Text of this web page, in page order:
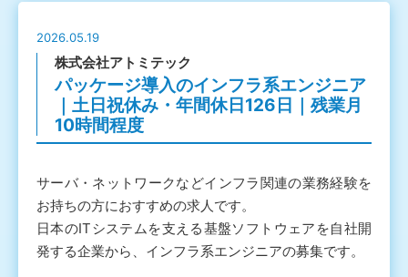
2026.05.19
株式会社アトミテック
パッケージ導入のインフラ系エンジニア
｜土日祝休み・年間休日126日｜残業月
10時間程度
サーバ・ネットワークなどインフラ関連の業務経験を
お持ちの方におすすめの求人です。
日本のITシステムを支える基盤ソフトウェアを自社開
発する企業から、インフラ系エンジニアの募集です。